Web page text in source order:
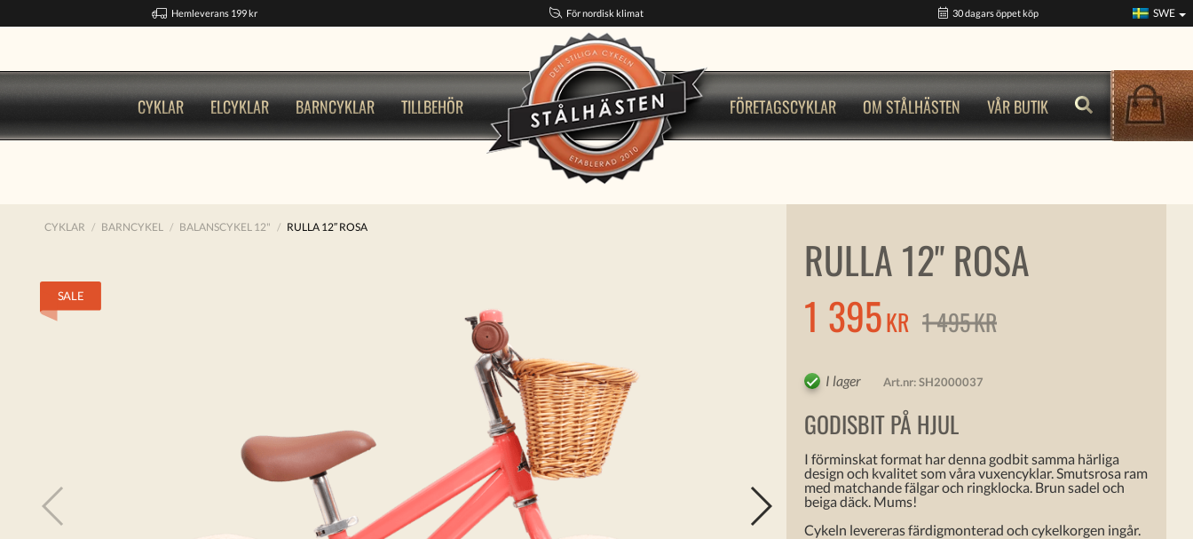
Hemleverans 199 kr För nordisk klimat 30 dagars öppet köp SWE
CYKLAR ELCYKLAR BARNCYKLAR TILLBEHÖR FÖRETAGSCYKLAR OM STÅLHÄSTEN VÅR BUTIK
CYKLAR BARNCYKEL BALANSCYKEL 12" RULLA 12″ ROSA
SALE
RULLA 12" ROSA
1 495KR
1 395KR
I lager Art.nr:SH2000037
GODISBIT PÅ HJUL
I förminskat format har denna godbit samma härliga
design och kvalitet som våra vuxencyklar. Smutsrosa ram
med matchande fälgar och ringklocka. Brun sadel och
beiga däck. Mums!
Cykeln levereras färdigmonterad och cykelkorgen ingår.